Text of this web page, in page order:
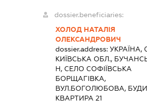
dossier.beneficiaries:
ХОЛОД НАТАЛІЯ
ОЛЕКСАНДРОВИЧ
dossier.address: УКРАЇНА,
КИЇВСЬКА ОБЛ.,
Н, СЕЛО СОФІЇВСЬКА
БОРЩАГІВКА,
ВУЛ.БОГОЛЮБОВА,
КВАРТИРА 21